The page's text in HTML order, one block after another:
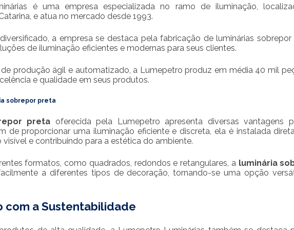
é uma empresa especializada no ramo de iluminação,
e atua no mercado desde 1993.
a empresa se destaca pela fabricação de luminárias sobrepor
de iluminação eficientes e modernas para seus clientes.
produção ágil e automatizado, a Lumepetro produz em média 40 mil
e qualidade em seus produtos.
sobrepor preta
preta oferecida pela Lumepetro apresenta diversas vantagens
de proporcionar uma iluminação eficiente e discreta, ela é instalada
e contribuindo para a estética do ambiente.
formatos, como quadrados, redondos e retangulares, a luminária
a diferentes tipos de decoração, tornando-se uma opção
com a Sustentabilidade